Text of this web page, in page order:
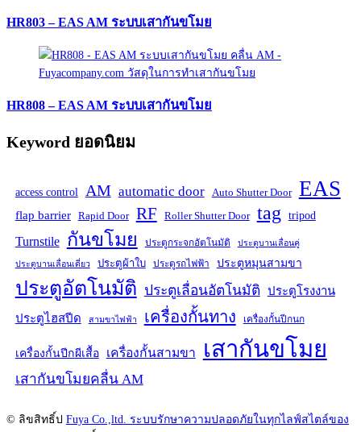
HR803 – EAS AM ระบบเสากันขโมย
HR808 – EAS AM ระบบเสากันขโมย
Keyword ยอดนิยม
access control AM automatic door Auto Shutter Door EAS
flap barrier Rapid Door RF Roller Shutter Door tag tripod
Turnstile กันขโมย ประตูกระจกอัตโนมัติ ประตูบานเลื่อนคู่
ประตูบานเลื่อนเดี่ยว ประตูผ้าใบ ประตูรถไฟฟ้า ประตูหมุนสามขา
ประตูอัตโนมัติ ประตูเลื่อนอัตโนมัติ ประตูโรงงาน
ประตูไฮสปีด สามขาไฟฟ้า เครื่องกั้นทาง เครื่องกั้นปีกนก
เครื่องกั้นปีกผีเสื้อ เครื่องกั้นสามขา เสากันขโมย
เสากันขโมยคลื่น AM
© ลิขสิทธิ์ป Fuya Co.,ltd. ระบบรักษาความปลอดภัยในทุกไลฟ์สไตล์ของ